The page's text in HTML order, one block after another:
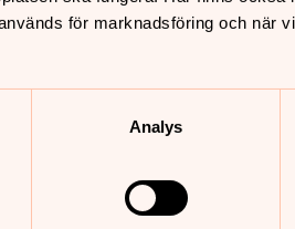
för marknadsföring och när
Analys